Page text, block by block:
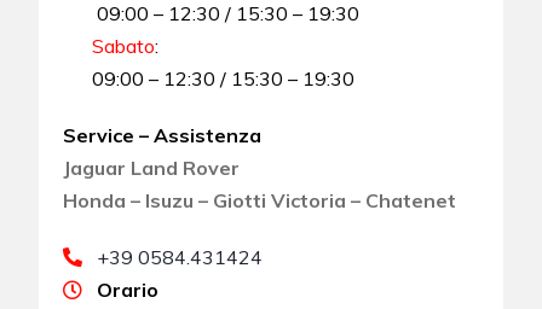
09:00 – 12:30 / 15:30 – 19:30
Sabato:
09:00 – 12:30 / 15:30 – 19:30
Service – Assistenza
Jaguar Land Rover
Honda – Isuzu – Giotti Victoria – Chatenet
+39 0584.431424
Orario